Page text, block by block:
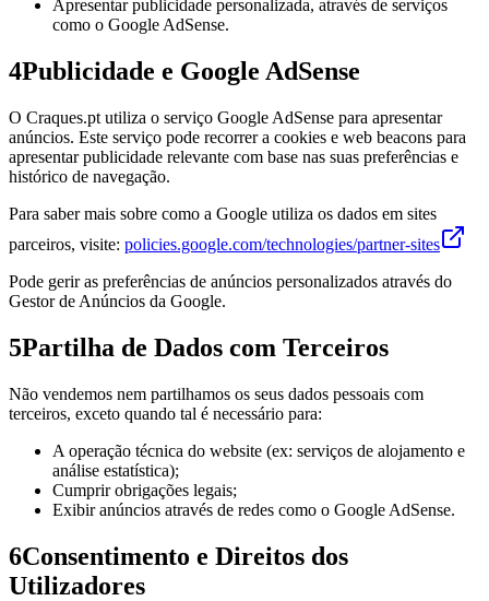
Apresentar publicidade personalizada, através de serviços
como o Google AdSense.
4Publicidade e Google AdSense
O Craques.pt utiliza o serviço Google AdSense para apresentar
anúncios. Este serviço pode recorrer a cookies e web beacons para
apresentar publicidade relevante com base nas suas preferências e
histórico de navegação.
Para saber mais sobre como a Google utiliza os dados em sites
parceiros, visite: policies.google.com/technologies/partner-sites
Pode gerir as preferências de anúncios personalizados através do
Gestor de Anúncios da Google.
5Partilha de Dados com Terceiros
Não vendemos nem partilhamos os seus dados pessoais com
terceiros, exceto quando tal é necessário para:
A operação técnica do website (ex: serviços de alojamento e
análise estatística);
Cumprir obrigações legais;
Exibir anúncios através de redes como o Google AdSense.
6Consentimento e Direitos dos
Utilizadores